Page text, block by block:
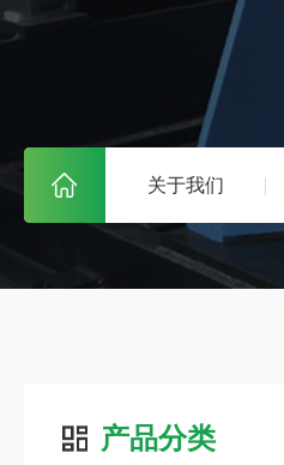
关于我们
产品分类